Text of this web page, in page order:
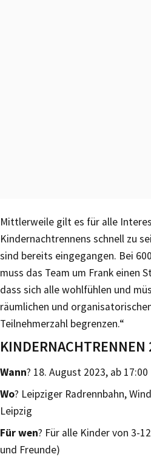
Mittlerweile gilt es für alle
Kindernachtrennens schnell zu
sind bereits eingegangen. Bei
muss das Team um Frank einen
dass sich alle wohlfühlen und
räumlichen und
Teilnehmerzahl begrenzen.“
KINDERNACHTRENNEN
Wann? 18. August 2023, ab 17:00
Wo? Leipziger Radrennbahn,
Leipzig
Für wen? Für alle Kinder von 3-
und Freunde)